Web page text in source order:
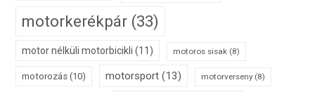
motorkerékpár (33)
motor nélküli motorbicikli (11) motoros sisak (8)
motorozás (10) motorsport (13) motorverseny(8)